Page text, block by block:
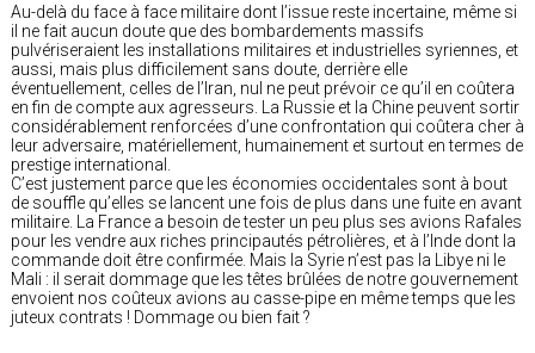
Au-delà du face à face militaire dont l’issue reste incertaine, même si
il ne fait aucun doute que des bombardements massifs
pulvériseraient les installations militaires et industrielles syriennes, et
aussi, mais plus difficilement sans doute, derrière elle
éventuellement, celles de l’Iran, nul ne peut prévoir ce qu’il en coûtera
en fin de compte aux agresseurs. La Russie et la Chine peuvent sortir
considérablement renforcées d’une confrontation qui coûtera cher à
leur adversaire, matériellement, humainement et surtout en termes de
prestige international.
C’est justement parce que les économies occidentales sont à bout
de souffle qu’elles se lancent une fois de plus dans une fuite en avant
militaire. La France a besoin de tester un peu plus ses avions Rafales
pour les vendre aux riches principautés pétrolières, et à l’Inde dont la
commande doit être confirmée. Mais la Syrie n’est pas la Libye ni le
Mali : il serait dommage que les têtes brûlées de notre gouvernement
envoient nos coûteux avions au casse-pipe en même temps que les
juteux contrats ! Dommage ou bien fait ?